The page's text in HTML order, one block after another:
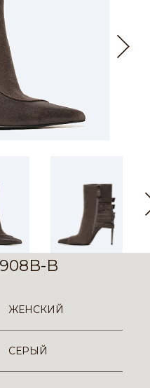
B
ЖЕНСКИЙ
СЕРЫЙ